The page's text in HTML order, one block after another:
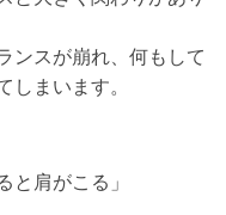
ンスが崩れ、何もして
まいます。
と肩がこる」